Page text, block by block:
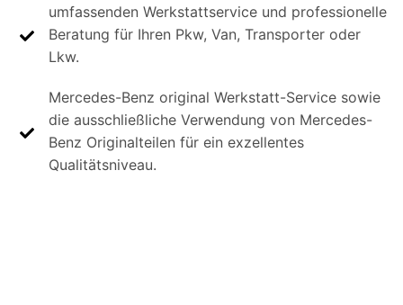
umfassenden Werkstattservice und professionelle
Beratung für Ihren Pkw, Van, Transporter oder
Lkw.
Mercedes-Benz original Werkstatt-Service sowie
die ausschließliche Verwendung von Mercedes-
Benz Originalteilen für ein exzellentes
Qualitätsniveau.